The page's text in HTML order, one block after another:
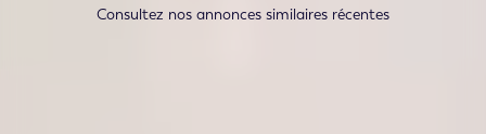
Consultez nos annonces similaires récentes